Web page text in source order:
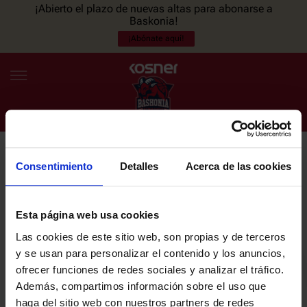
Consentimiento Detalles Acerca de las cookies
Esta página web usa cookies
Las cookies de este sitio web, son propias y de terceros
y se usan para personalizar el contenido y los anuncios,
ofrecer funciones de redes sociales y analizar el tráfico.
Además, compartimos información sobre el uso que
haga del sitio web con nuestros partners de redes
¡Abierto el plazo de nuevas altas para abonarse a
Baskonia!
¡Abónate aquí!
ES EU
NOTICIAS
PLANTILLA
ENTRADAS
NEWSLETTER
últimas noticias y promociones del club.
Email
He leído y acepto laPolítica de privacidaddel SASKI BASKONIA